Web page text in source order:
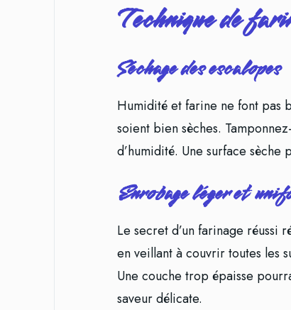
Technique de
Séchage des escalopes
Humidité et farine ne font pas
soient bien sèches.
d’humidité. Une surface
Enrobage léger et
Le secret d’un farinage réussi
en veillant à couvrir toutes les
Une couche trop épaisse
saveur délicate.